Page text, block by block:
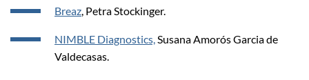
Breaz, Petra Stockinger.
NIMBLE Diagnostics,Susana Amorós Garcia de
Valdecasas.